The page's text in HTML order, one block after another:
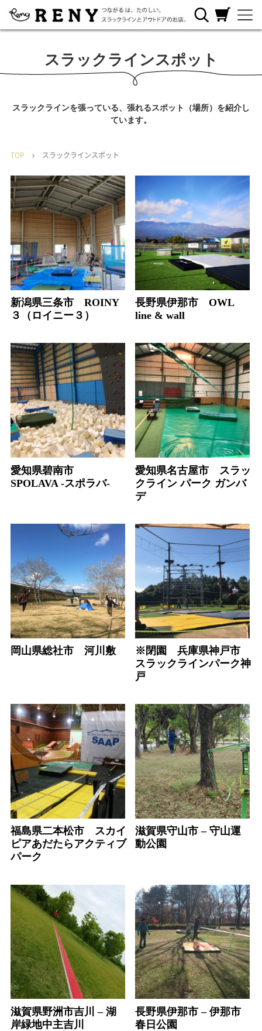
カートを見
る
ご利用ガイ
ド
て
スラックラインスポット
スラックラインを張っている、張れるスポット（場所）を紹介し
ています。
TOP スラックラインスポット
新潟県三条市 ROINY
３（ロイニー３）
長野県伊那市 OWL
line & wall
愛知県碧南市
SPOLAVA -スポラバ-
愛知県名古屋市 スラッ
クライン パーク ガンバ
デ
岡山県総社市 河川敷
※閉園 兵庫県神戸市
スラックラインパーク神
戸
福島県二本松市 スカイ
ピアあだたらアクティブ
パーク
滋賀県守山市 – 守山運
動公園
滋賀県野洲市吉川 – 湖
岸緑地中主吉川
長野県伊那市 – 伊那市
春日公園